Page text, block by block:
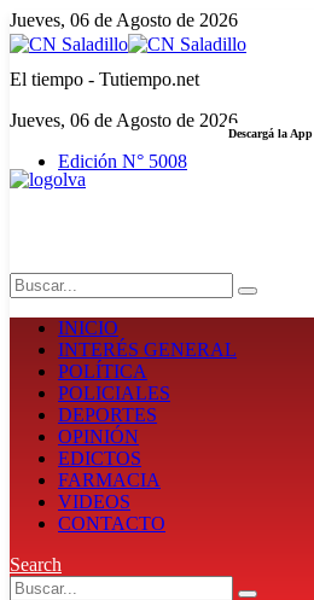
Jueves, 06 de Agosto de 2026
El tiempo - Tutiempo.net
Jueves, 06 de Agosto de 2026
Edición N° 5008
Descargá la App
INICIO
INTERÉS GENERAL
POLÍTICA
POLICIALES
DEPORTES
OPINIÓN
EDICTOS
FARMACIA
VIDEOS
CONTACTO
Search